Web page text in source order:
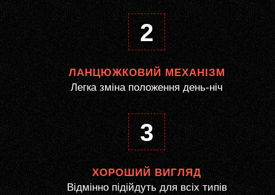
2
ЛАНЦЮЖКОВИЙ МЕХАНІЗМ
Легка зміна положення день-ніч
3
ХОРОШИЙ ВИГЛЯД
Відмінно підійдуть для всіх типів